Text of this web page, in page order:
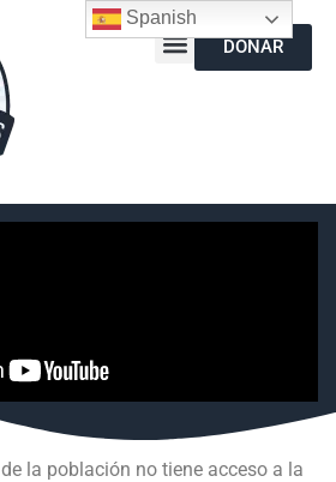
DONAR
de la población no tiene acceso a la
Spanish